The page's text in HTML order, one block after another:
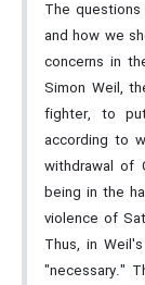
The
and how we
concerns in
Simon Weil,
fighter, to
according to
withdrawal of
being in the
violence of
Thus, in
"necessary."